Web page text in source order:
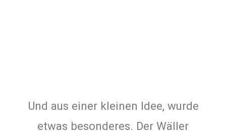
Und aus einer kleinen Idee, wurde
etwas besonderes. Der Wäller